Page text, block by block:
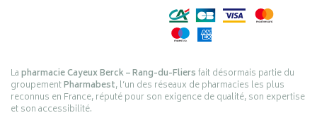
Lapharmacie Cayeux Berck – Rang-du-Fliersfait désormais partie du
groupementPharmabest, l’un des réseaux de pharmacies les plus
reconnus en France, réputé pour son exigence de qualité, son expertise
et son accessibilité.